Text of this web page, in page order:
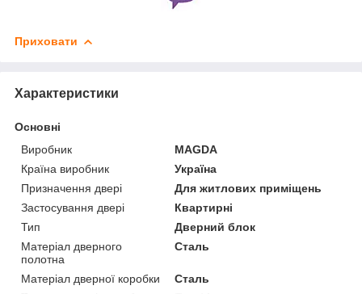
Приховати
Характеристики
Основні
Виробник
MAGDA
Країна виробник
Україна
Призначення двері
Для житлових приміщень
Застосування двері
Квартирні
Тип
Дверний блок
Матеріал дверного
полотна
Сталь
Матеріал дверної коробки
Сталь